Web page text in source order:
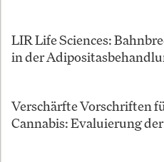
LIR Life Sciences:
in der
Verschärfte Vorschriften
Cannabis: Evaluierung